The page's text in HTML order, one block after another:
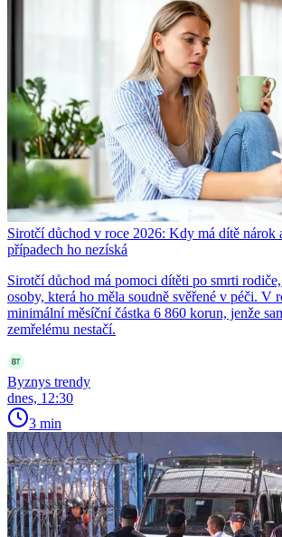
Sirotčí důchod v roce 2026: Kdy má dítě nárok
případech ho nezíská
Sirotčí důchod má pomoci dítěti po smrti
osoby, která ho měla soudně svěřené v péči. V
minimální měsíční částka 6 860 korun, jenže
zemřelému nestačí.
Byznys trendy
dnes, 12:30
3 min